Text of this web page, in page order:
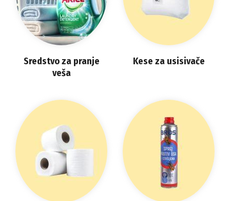
Sredstvo za pranje
veša
Kese za usisivače